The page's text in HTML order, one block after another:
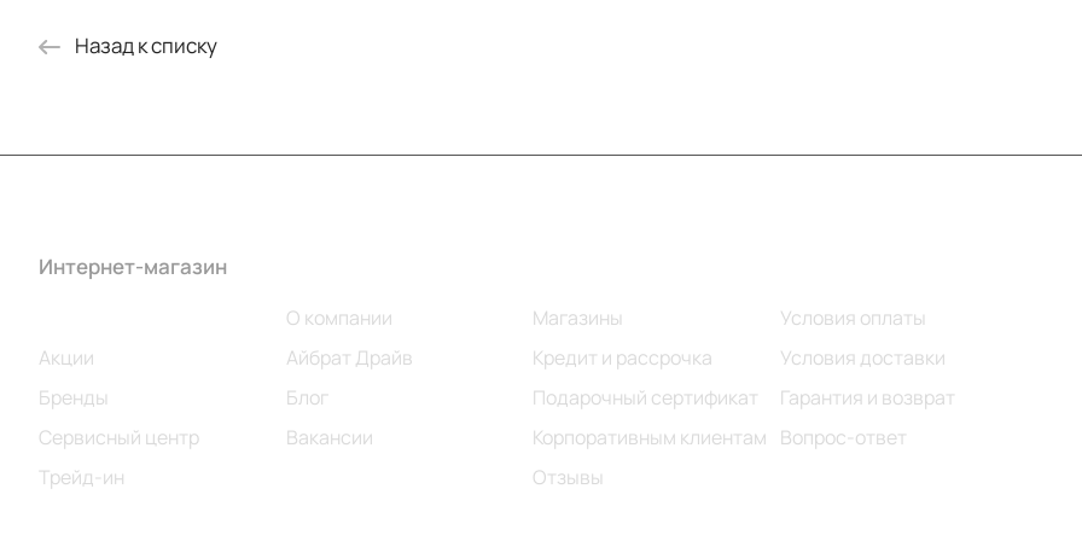
Назад к списку
Интернет-магазин
Акции
Бренды
Сервисный центр
Трейд-ин
О компании
Айбрат Драйв
Блог
Вакансии
Магазины
Кредит и рассрочка
Подарочный сертификат
Корпоративным клиентам
Отзывы
Условия оплаты
Условия доставки
Гарантия и возврат
Вопрос-ответ